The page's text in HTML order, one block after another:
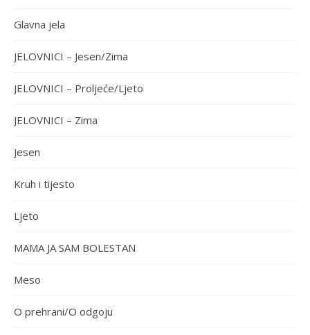
Glavna jela
JELOVNICI – Jesen/Zima
JELOVNICI – Proljeće/Ljeto
JELOVNICI – Zima
Jesen
Kruh i tijesto
Ljeto
MAMA JA SAM BOLESTAN
Meso
O prehrani/O odgoju